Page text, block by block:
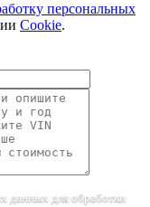
персональных
Cookie.
данных для обработки